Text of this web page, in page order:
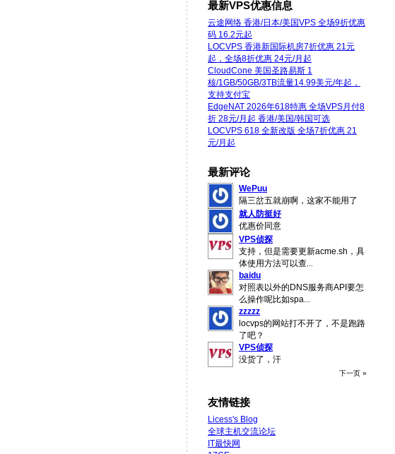
最新VPS优惠信息
云途网络 香港/日本/美国VPS 全场9折优惠
码 16.2元起
LOCVPS 香港新国际机房7折优惠 21元
起，全场8折优惠 24元/月起
CloudCone 美国圣路易斯 1
核/1GB/50GB/3TB流量14.99美元/年起，
支持支付宝
EdgeNAT 2026年618特惠 全场VPS月付8
折 28元/月起 香港/美国/韩国可选
LOCVPS 618 全新改版 全场7折优惠 21
元/月起
最新评论
WePuu
隔三岔五就崩啊，这家不能用了
就人防挺好
优惠价同意
VPS侦探
支持，但是需要更新acme.sh，具
体使用方法可以查
baidu
对照表以外的DNS服务商API要怎
么操作呢比如spa
zzzzz
locvps的网站打不开了，不是跑路
了吧？
VPS侦探
没货了，汗
下一页 »
友情链接
Licess's Blog
全球主机交流论坛
IT最快网